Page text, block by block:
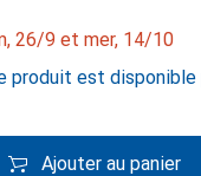
26/9 et mer, 14/10
produit est
Ajouter au panier